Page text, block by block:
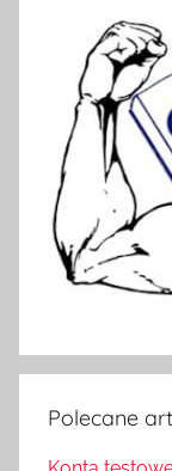
Polecane